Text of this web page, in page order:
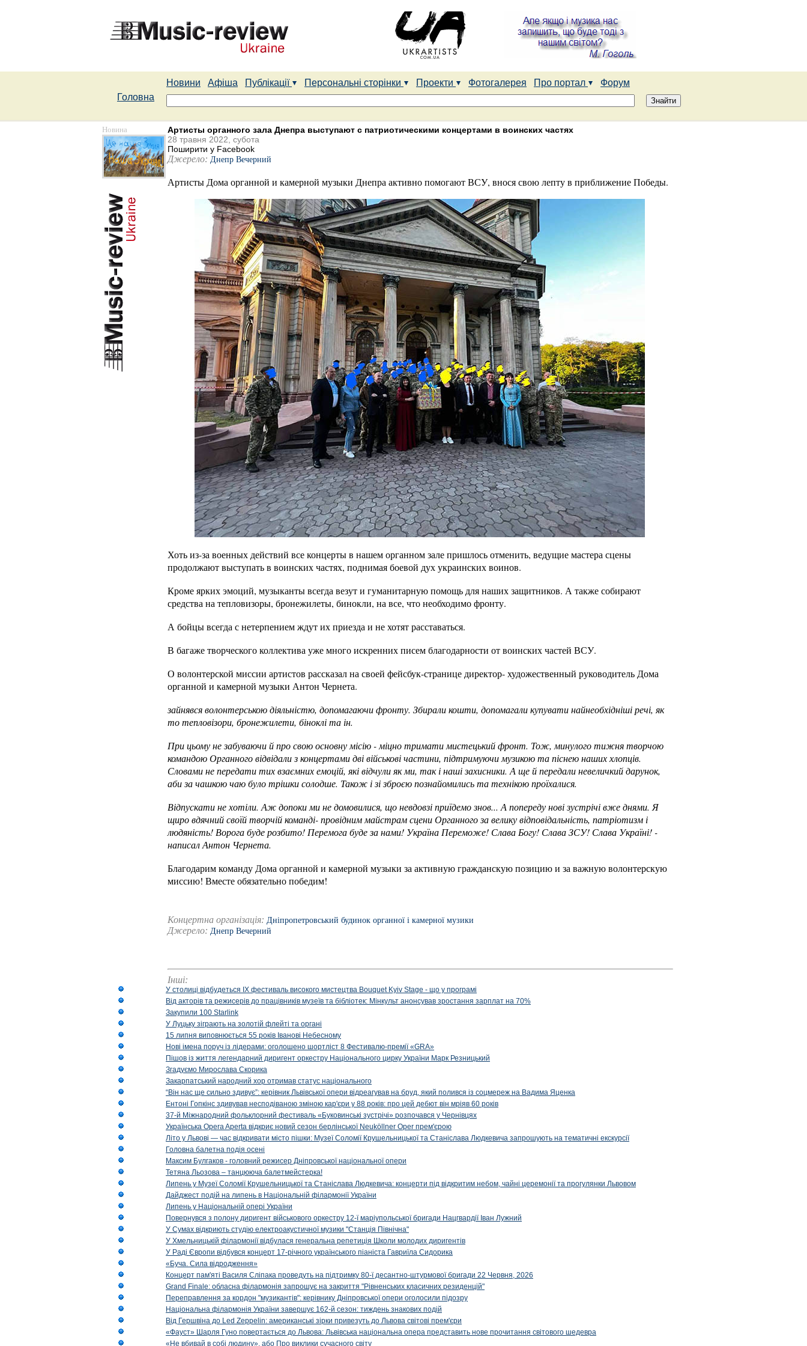
Новини Афіша Публікації Персональні сторінки Проекти Фотогалерея Про портал
Форум
Головна
Новина
Артисты органного зала Днепра выступают с патриотическими концертами в воинских частях
28 травня 2022, субота
Поширити у Facebook
Джерело: Днепр Вечерний
Артисты Дома органной и камерной музыки Днепра активно помогают ВСУ, внося свою лепту в приближение Победы.
Хоть из-за военных действий все концерты в нашем органном зале пришлось отменить, ведущие мастера сцены
продолжают выступать в воинских частях, поднимая боевой дух украинских воинов.
Кроме ярких эмоций, музыканты всегда везут и гуманитарную помощь для наших защитников. А также собирают
средства на тепловизоры, бронежилеты, бинокли, на все, что необходимо фронту.
А бойцы всегда с нетерпением ждут их приезда и не хотят расставаться.
В багаже творческого коллектива уже много искренних писем благодарности от воинских частей ВСУ.
О волонтерской миссии артистов рассказал на своей фейсбук-странице директор- художественный руководитель Дома
органной и камерной музыки Антон Чернета.
зайнявся волонтерською діяльністю, допомагаючи фронту. Збирали кошти, допомагали купувати найнеобхідніші речі, як
то тепловізори, бронежилети, біноклі та ін.
При цьому не забуваючи й про свою основну місію - міцно тримати мистецький фронт. Тож, минулого тижня творчою
командою Органного відвідали з концертами дві військові частини, підтримуючи музикою та піснею наших хлопців.
Словами не передати тих взаємних емоцій, які відчули як ми, так і наші захисники. А ще й передали невеличкий дарунок,
аби за чашкою чаю було трішки солодше. Також і зі зброєю познайомились та технікою проїхалися.
Відпускати не хотіли. Аж допоки ми не домовилися, що невдовзі приїдемо знов... А попереду нові зустрічі вже днями. Я
щиро вдячний своїй творчій команді- провідним майстрам сцени Органного за велику відповідальність, патріотизм і
людяність! Ворога буде розбито! Перемога буде за нами! Україна Переможе! Слава Богу! Слава ЗСУ! Слава Україні! -
написал Антон Чернета.
Благодарим команду Дома органной и камерной музыки за активную гражданскую позицию и за важную волонтерскую
миссию! Вместе обязательно победим!
Концертна організація: Дніпропетровський будинок органної і камерної музики
Джерело: Днепр Вечерний
Інші:
У столиці відбудеться IX фестиваль високого мистецтва Bouquet Kyiv Stage - що у програмі
Від акторів та режисерів до працівників музеїв та бібліотек: Мінкульт анонсував зростання зарплат на 70%
Закупили 100 Starlink
У Луцьку зіграють на золотій флейті та органі
15 липня виповнюється 55 років Іванові Небесному
Нові імена поруч із лідерами: оголошено шортліст 8 Фестивалю-премії «GRA»
Пішов із життя легендарний диригент оркестру Національного цирку України Марк Резницький
Згадуємо Мирослава Скорика
Закарпатський народний хор отримав статус національного
“Він нас ще сильно здивує”: керівник Львівської опери відреагував на бруд, який полився із соцмереж на Вадима Яценка
Ентоні Гопкінс здивував несподіваною зміною кар'єри у 88 років: про цей дебют він мріяв 60 років
37-й Міжнародний фольклорний фестиваль «Буковинські зустрічі» розпочався у Чернівцях
Українська Opera Aperta відкриє новий сезон берлінської Neuköllner Oper прем'єрою
Літо у Львові — час відкривати місто пішки: Музеї Соломії Крушельницької та Станіслава Людкевича запрошують на тематичні екскурсії
Головна балетна подія осені
Максим Булгаков - головний режисер Дніпровської національної опери
Тетяна Льозова – танцююча балетмейстерка!
Липень у Музеї Соломії Крушельницької та Станіслава Людкевича: концерти під відкритим небом, чайні церемонії та прогулянки Львовом
Дайджест подій на липень в Національній філармонії України
Липень у Національній опері України
Повернувся з полону диригент військового оркестру 12-ї маріупольської бригади Нацгвардії Іван Лужний
У Сумах відкриють студію електроакустичної музики "Станція Північна"
У Хмельницькій філармонії відбулася генеральна репетиція Школи молодих диригентів
У Раді Європи відбувся концерт 17-річного українського піаніста Гавриїла Сидорика
«Буча. Сила відродження»
Концерт пам'яті Василя Сліпака проведуть на підтримку 80-ї десантно-штурмової бригади 22 Червня, 2026
Grand Finale: обласна філармонія запрошує на закриття "Рівненських класичних резиденцій"
Переправлення за кордон "музикантів": керівнику Дніпровської опери оголосили підозру
Національна філармонія України завершує 162-й сезон: тиждень знакових подій
Від Гершвіна до Led Zeppelin: американські зірки привезуть до Львова світові прем'єри
«Фауст» Шарля Гуно повертається до Львова: Львівська національна опера представить нове прочитання світового шедевра
«Не вбивай в собі людину», або Про виклики сучасного світу